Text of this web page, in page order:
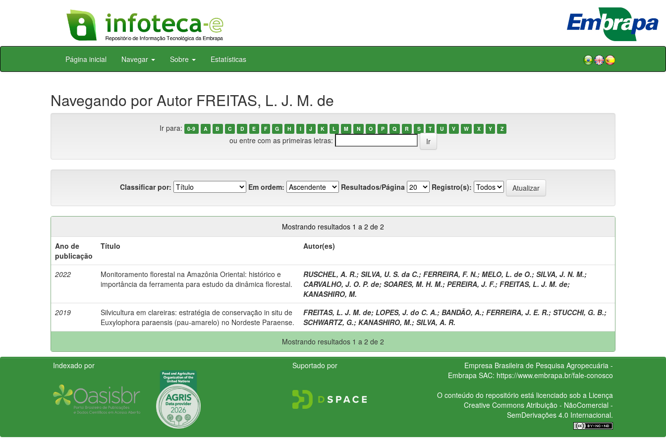
Skip
Página inicial Navegar Sobre Estatísticas
Navegando por Autor FREITAS, L. J. M. de
Ir para: 0-9 A B C D E F G H I J K L M N O P Q R S T U V W X Y Z
ou entre com as primeiras letras:
Classificar por: Em ordem: Resultados/Página Registro(s):
Mostrando resultados 1 a 2 de 2
Ano de
publicação
Título Autor(es)
2022
Monitoramento florestal na Amazônia Oriental: histórico e
importância da ferramenta para estudo da dinâmica florestal.
RUSCHEL, A. R.; SILVA, U. S. da C.; FERREIRA, F. N.; MELO, L. de O.; SILVA, J. N. M.;
CARVALHO, J. O. P. de; SOARES, M. H. M.; PEREIRA, J. F.; FREITAS, L. J. M. de;
KANASHIRO, M.
2019
Silvicultura em clareiras: estratégia de conservação in situ de
Euxylophora paraensis (pau-amarelo) no Nordeste Paraense.
FREITAS, L. J. M. de; LOPES, J. do C. A.; BANDÃO, A.; FERREIRA, J. E. R.; STUCCHI, G. B.;
SCHWARTZ, G.; KANASHIRO, M.; SILVA, A. R.
Mostrando resultados 1 a 2 de 2
Indexado por Suportado por
Empresa Brasileira de Pesquisa Agropecuária -
Embrapa SAC: https://www.embrapa.br/fale-conosco
O conteúdo do repositório está licenciado sob a Licença
Creative CommonsAtribuição - NãoComercial -
SemDerivações 4.0 Internacional.